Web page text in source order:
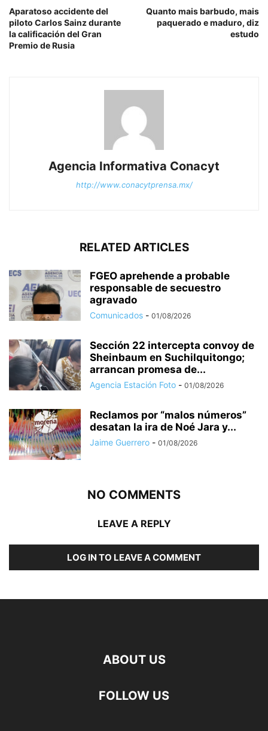
Aparatoso accidente del
piloto Carlos Sainz durante
la calificación del Gran
Premio de Rusia
Quanto mais barbudo, mais
paquerado e maduro, diz
estudo
Agencia Informativa Conacyt
http://www.conacytprensa.mx/
RELATED ARTICLES
FGEO aprehende a probable
responsable de secuestro
agravado
Comunicados - 01/08/2026
Sección 22 intercepta convoy de
Sheinbaum en Suchilquitongo;
arrancan promesa de...
Agencia Estación Foto - 01/08/2026
Reclamos por “malos números”
desatan la ira de Noé Jara y...
Jaime Guerrero - 01/08/2026
NO COMMENTS
LEAVE A REPLY
LOG IN TO LEAVE A COMMENT
ABOUT US
FOLLOW US